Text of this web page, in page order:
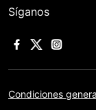
Síganos
Condiciones